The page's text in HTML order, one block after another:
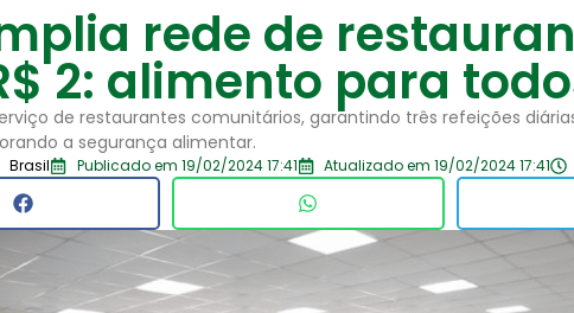
rede de
2: alimento para
de restaurantes comunitários, garantindo três refeições
a segurança alimentar.
Brasil Publicado em 19/02/2024 17:41 Atualizado em 19/02/2024 17:41